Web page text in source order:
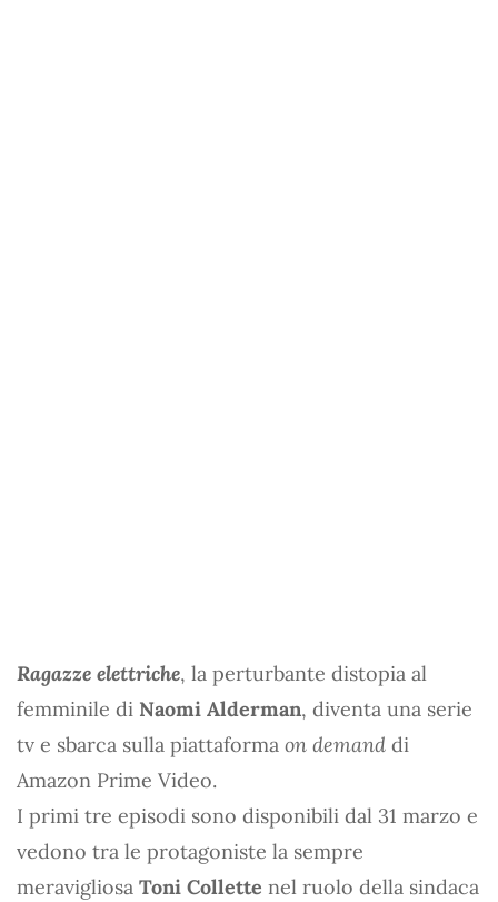
Ragazze elettriche, la perturbante distopia al
femminile di Naomi Alderman, diventa una serie
tv e sbarca sulla piattaforma on demand di
Amazon Prime Video.
I primi tre episodi sono disponibili dal 31 marzo e
vedono tra le protagoniste la sempre
meravigliosa Toni Collette nel ruolo della sindaca